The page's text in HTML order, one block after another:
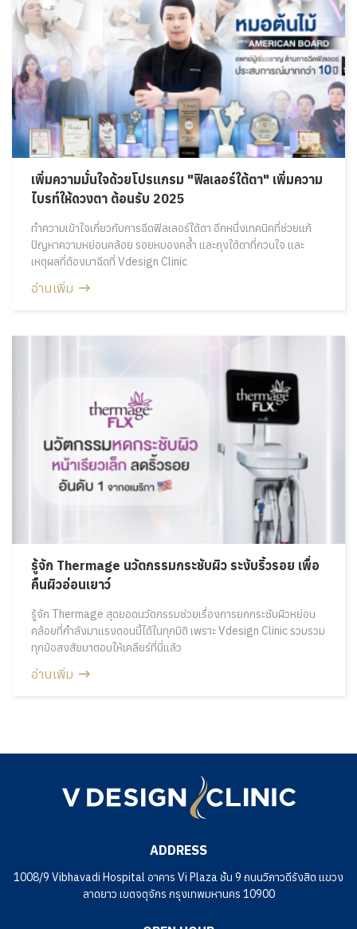
เพิ่มความมั่นใจด้วยโปรแกรม "ฟิลเลอร์ใต้ตา" เพิ่มความ
ไบรท์ให้ดวงตา ต้อนรับ 2025
ทำความเข้าใจเกี่ยวกับการฉีดฟิลเลอร์ใต้ตา อีกหนึ่งเทคนิคที่ช่วยแก้
ปัญหาความหย่อนคล้อย รอยหมองคล้ำ และถุงใต้ตาที่กวนใจ และ
เหตุผลที่ต้องมาฉีดที่ Vdesign Clinic
อ่านเพิ่ม
รู้จัก Thermage นวัตกรรมกระชับผิว ระงับริ้วรอย เพื่อ
คืนผิวอ่อนเยาว์
รู้จัก Thermage สุดยอดนวัตกรรมช่วยเรื่องการยกกระชับผิวหย่อน
คล้อยที่กำลังมาแรงตอนนี้ได้ในทุกมิติ เพราะ Vdesign Clinic รวบรวม
ทุกข้อสงสัยมาตอบให้เคลียร์ที่นี่แล้ว
อ่านเพิ่ม
ADDRESS
1008/9 Vibhavadi Hospital อาคาร Vi Plaza ชั้น 9 ถนนวิภาวดีรังสิต แขวง
ลาดยาว เขตจตุจักร กรุงเทพมหานคร 10900